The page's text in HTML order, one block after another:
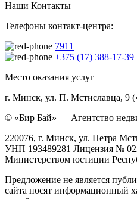
Наши Контакты
Телефоны контакт-центра:
7911
+375 (17) 388-17-39
Место оказания услуг
г. Минск, ул. П. Мстиславца, 9
© «Бир Бай» — Агентство
220076, г. Минск, ул. Петра
УНП 193489281 Лицензия №
Министерством юстиции
Предложение не является
сайта носят информационный